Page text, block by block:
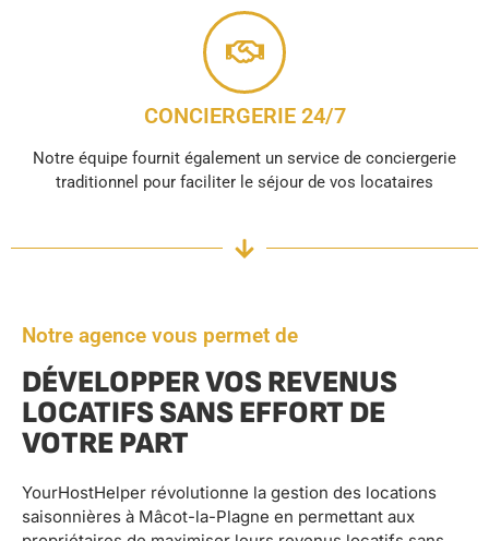
CONCIERGERIE 24/7
Notre équipe fournit également un service de conciergerie
traditionnel pour faciliter le séjour de vos locataires
Notre agence vous permet de
DÉVELOPPER VOS REVENUS
LOCATIFS SANS EFFORT DE
VOTRE PART
YourHostHelper révolutionne la gestion des locations
saisonnières à Mâcot-la-Plagne en permettant aux